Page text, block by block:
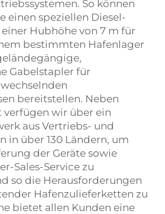
So können
einen speziellen Diesel-
Hubhöhe von 7 m für
bestimmten Hafenlager
Gabelstapler für
bereitstellen. Neben
wir über ein
aus Vertriebs- und
in über 130 Ländern, um
der Geräte sowie
Sales-Service zu
so die Herausforderungen
Hafenzulieferketten zu
bietet allen Kunden eine